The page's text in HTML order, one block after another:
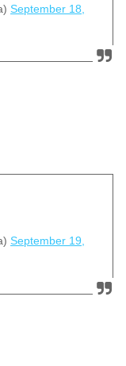
September 18,
September 19,